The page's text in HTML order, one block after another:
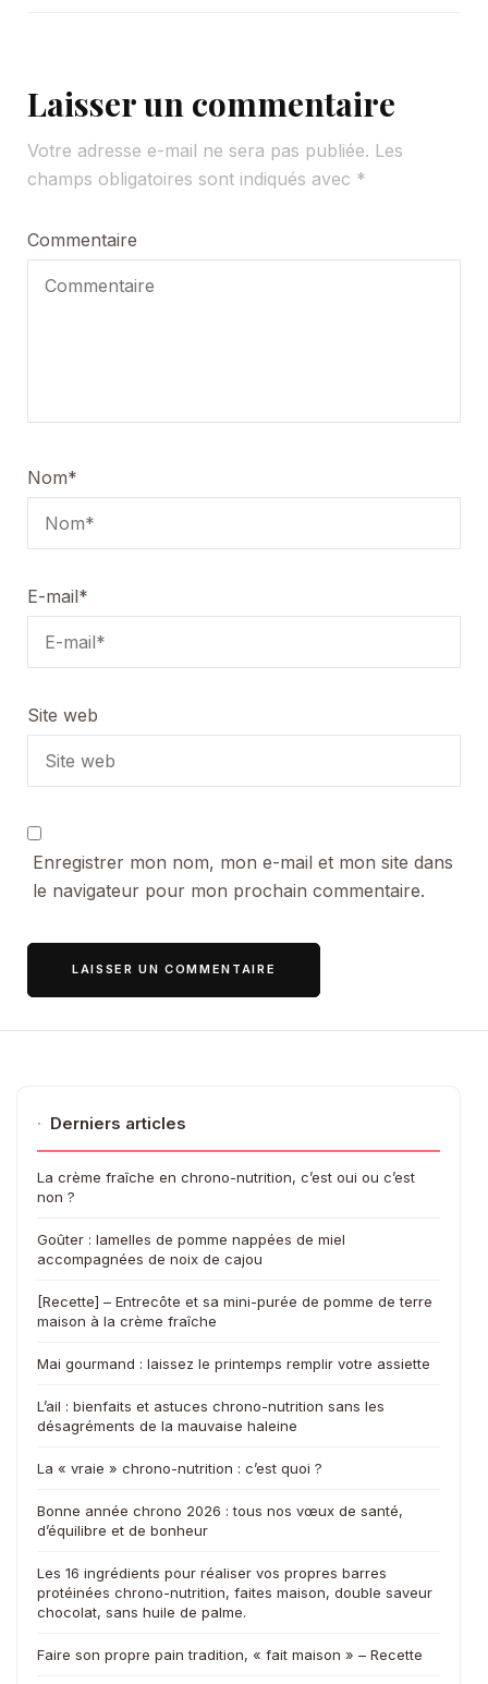
Laisser un commentaire
Votre adresse e-mail ne sera pas publiée. Les
champs obligatoires sont indiqués avec *
Commentaire
Nom*
E-mail*
Site web
Enregistrer mon nom, mon e-mail et mon site dans
le navigateur pour mon prochain commentaire.
· Derniers articles
La crème fraîche en chrono-nutrition, c’est oui ou c’est
non ?
Goûter : lamelles de pomme nappées de miel
accompagnées de noix de cajou
[Recette] – Entrecôte et sa mini-purée de pomme de terre
maison à la crème fraîche
Mai gourmand : laissez le printemps remplir votre assiette
L’ail : bienfaits et astuces chrono-nutrition sans les
désagréments de la mauvaise haleine
La « vraie » chrono-nutrition : c’est quoi ?
Bonne année chrono 2026 : tous nos vœux de santé,
d’équilibre et de bonheur
Les 16 ingrédients pour réaliser vos propres barres
protéinées chrono-nutrition, faites maison, double saveur
chocolat, sans huile de palme.
Faire son propre pain tradition, « fait maison » – Recette